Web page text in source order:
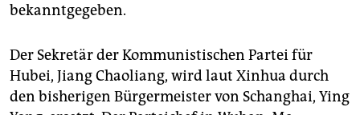
bekanntgegeben.
Der Sekretär der Kommunistischen Partei für
Hubei, Jiang Chaoliang, wird laut Xinhua durch
den bisherigen Bürgermeister von Schanghai, Ying